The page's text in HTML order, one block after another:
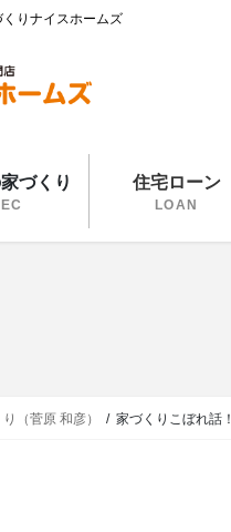
りナイスホームズ
づくり 住宅ローン
LOAN
（菅原 和彦） 家づくりこぼれ話！